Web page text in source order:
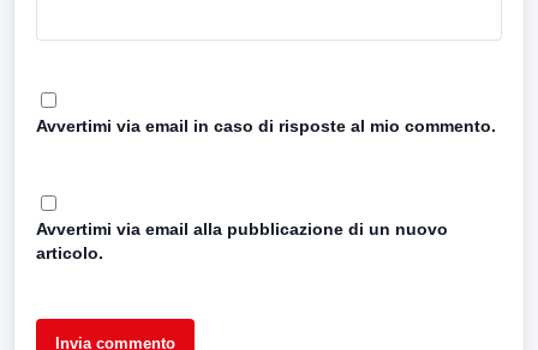
Avvertimi via email in caso di risposte al mio commento.
Avvertimi via email alla pubblicazione di un nuovo
articolo.